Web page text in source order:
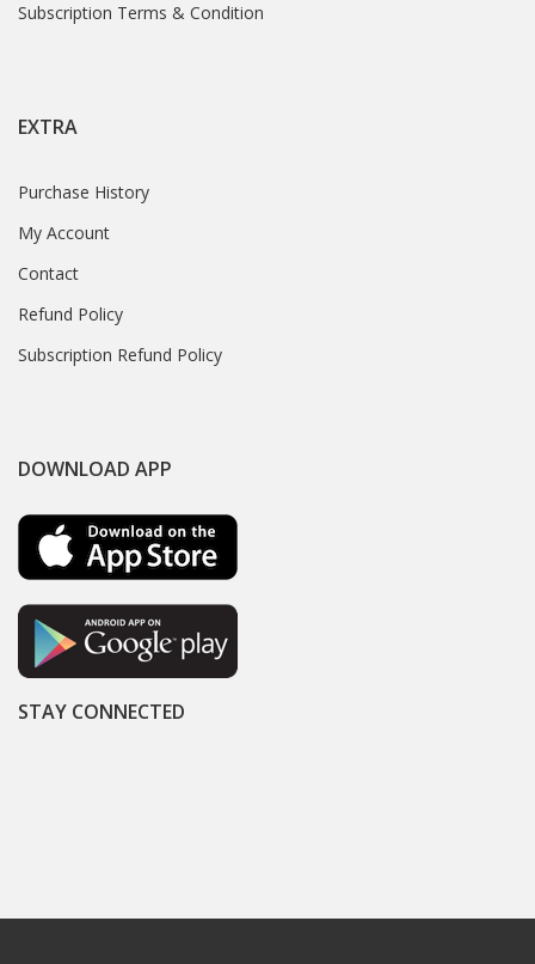
Subscription Terms & Condition
EXTRA
Purchase History
My Account
Contact
Refund Policy
Subscription Refund Policy
DOWNLOAD APP
STAY CONNECTED